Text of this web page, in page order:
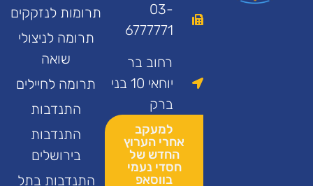
03-
6777771
רחוב בר
יוחאי 10 בני
ברק
למעקב
אחרי הערוץ
החדש של
חסדי נעמי
בווסאפ
תרומות לנזקקים
תרומה לניצולי
שואה
תרומה לחיילים
התנדבות
התנדבות
בירושלים
התנדבות בתל